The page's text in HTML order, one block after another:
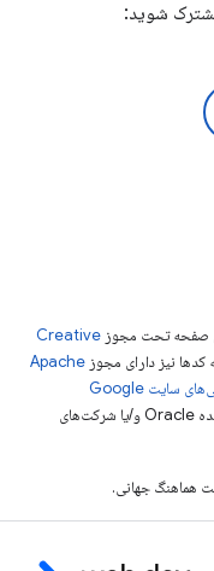
صفحه تحت مجوز Creative
کدها نیز دارای مجوز Apache
خطمشی‌های سایت Google
مراجعه کنید. جاوا علامت تجاری ثبت‌شده Oracle و/یا شرکت‌های